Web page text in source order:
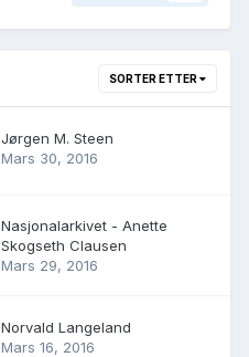
SORTER ETTER
Jørgen M. Steen
Mars 30, 2016
Nasjonalarkivet - Anette
Skogseth Clausen
Mars 29, 2016
Norvald Langeland
Mars 16, 2016